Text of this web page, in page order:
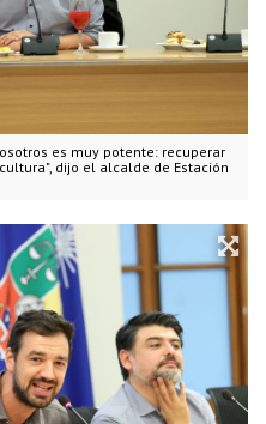
es muy potente: recuperar
dijo el alcalde de Estación